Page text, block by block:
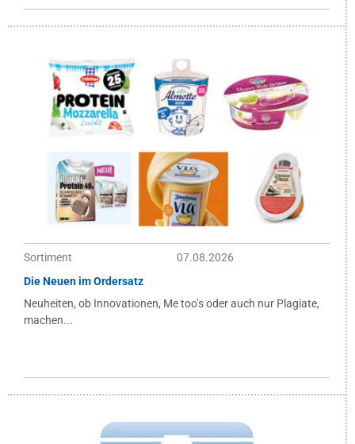
Sortiment
07.08.2026
Die Neuen im Ordersatz
Neuheiten, ob Innovationen, Me too’s oder auch nur Plagiate,
machen...